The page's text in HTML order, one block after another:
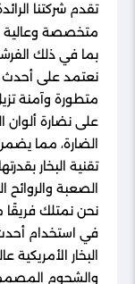
تقدم شركتنا
متخصصة وعالية
بما في ذلك
نعتمد على أحدث
متطورة وآمنة
على نضارة ألوان
الضارة، مما
تقنية البخار
الصعبة والروائح
نحن نمتلك فريقًا
في استخدام
البخار
والشحوم